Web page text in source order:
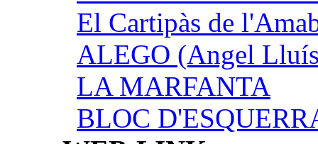
El Cartipàs de
ALEGO (Angel
LA MARFANTA
BLOC